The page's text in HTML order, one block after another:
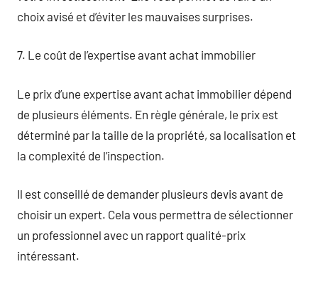
choix avisé et d’éviter les mauvaises surprises.
7. Le coût de l’expertise avant achat immobilier
Le prix d’une expertise avant achat immobilier dépend
de plusieurs éléments. En règle générale, le prix est
déterminé par la taille de la propriété, sa localisation et
la complexité de l’inspection.
Il est conseillé de demander plusieurs devis avant de
choisir un expert. Cela vous permettra de sélectionner
un professionnel avec un rapport qualité-prix
intéressant.